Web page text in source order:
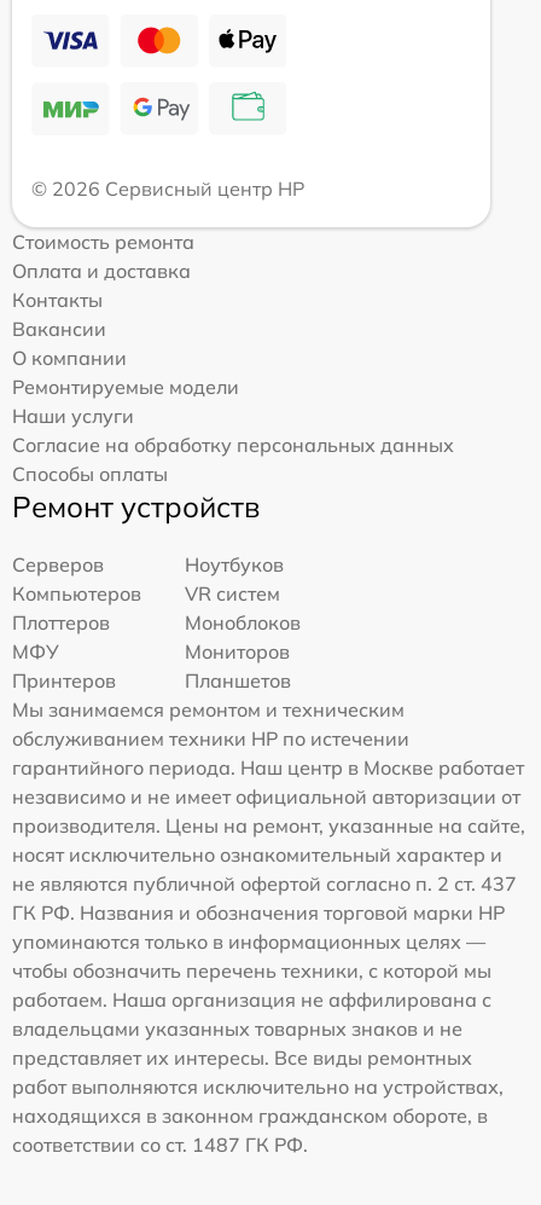
© 2026 Сервисный центр HP
Стоимость ремонта
Оплата и доставка
Контакты
Вакансии
О компании
Ремонтируемые модели
Наши услуги
Согласие на обработку персональных данных
Способы оплаты
Ремонт устройств
Серверов
Ноутбуков
Компьютеров
VR систем
Плоттеров
Моноблоков
МФУ
Мониторов
Принтеров
Планшетов
Мы занимаемся ремонтом и техническим
обслуживанием техники HP по истечении
гарантийного периода. Наш центр в Москве работает
независимо и не имеет официальной авторизации от
производителя. Цены на ремонт, указанные на сайте,
носят исключительно ознакомительный характер и
не являются публичной офертой согласно п. 2 ст. 437
ГК РФ. Названия и обозначения торговой марки HP
упоминаются только в информационных целях —
чтобы обозначить перечень техники, с которой мы
работаем. Наша организация не аффилирована с
владельцами указанных товарных знаков и не
представляет их интересы. Все виды ремонтных
работ выполняются исключительно на устройствах,
находящихся в законном гражданском обороте, в
соответствии со ст. 1487 ГК РФ.